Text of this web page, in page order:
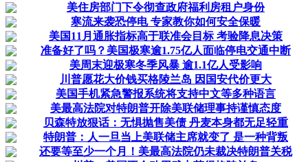
美住房部门下令彻查政府福利房租户身份
寒流来袭恐停电 专家教你如何安全保暖
美国11月通胀指标高于联准会目标 考验降息决策
准备好了吗？美国极寒逾1.75亿人面临停电交通中断
美周末迎极寒冬季风暴 逾1.1亿人受影响
川普愿花大价钱买格陵兰岛 因国安代价更大
美国手机紧急警报系统将支持中文等多种语言
美最高法院对特朗普开除美联储理事持谨慎态度
贝森特放狠话：无惧抛售美债 丹麦本身都无足轻重
特朗普：人一旦当上美联储主席就变了 是一种背叛
还要等至少一个月！美最高法院仍未裁决特朗普关税